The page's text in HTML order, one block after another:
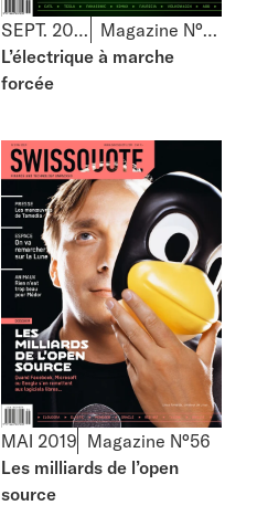
SEPT. 2019
Magazine N°58
L’électrique à marche
forcée
MAI 2019 Magazine N°56
Les milliards de l’open
source